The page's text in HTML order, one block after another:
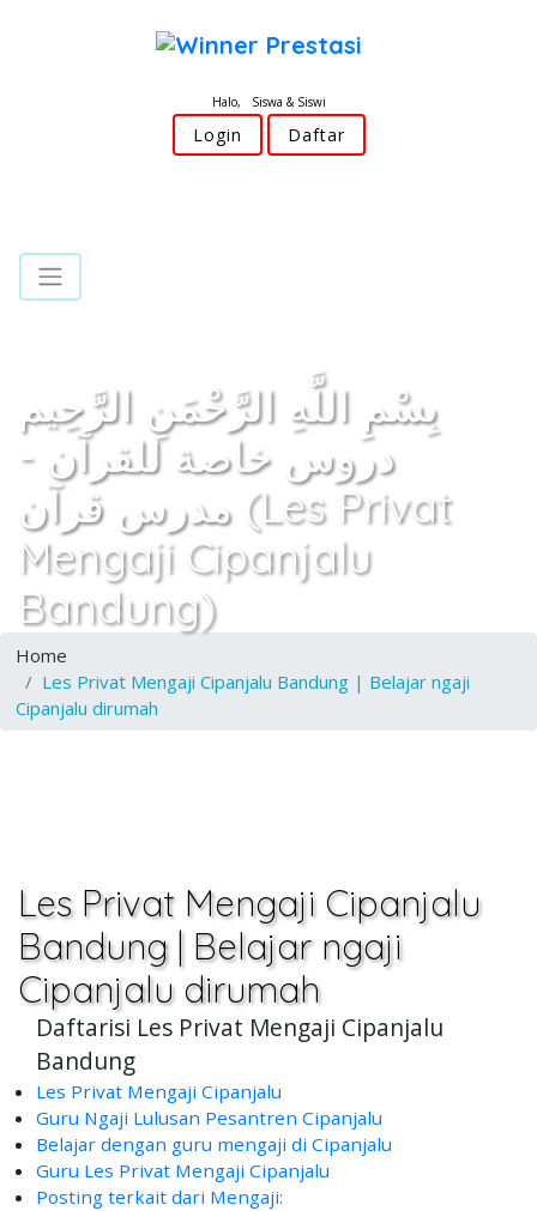
Halo, Siswa & Siswi
Login Daftar
بِسْمِ اللَّهِ الرَّحْمَنِ الرَّحِيم
دروس خاصة للقرآن -
مدرس قرآن (Les Privat
Mengaji Cipanjalu
Bandung)
Home
Les Privat Mengaji Cipanjalu Bandung | Belajar ngaji
Cipanjalu dirumah
Les Privat Mengaji Cipanjalu
Bandung | Belajar ngaji
Cipanjalu dirumah
Daftarisi Les Privat Mengaji Cipanjalu
Bandung
Les Privat Mengaji Cipanjalu
Guru Ngaji Lulusan Pesantren Cipanjalu
Belajar dengan guru mengaji di Cipanjalu
Guru Les Privat Mengaji Cipanjalu
Posting terkait dari Mengaji: